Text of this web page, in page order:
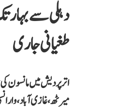
دہلی سے بہار
طغیانی جاری
اتر پردیش میں مانسون
میرٹھ، غازی آباد، وارانسی اور لکھنؤ